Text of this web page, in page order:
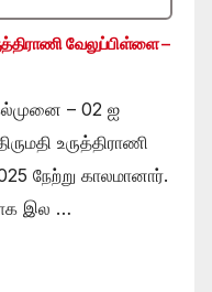
வேலுப்பிள்ளை –
– 02 ஐ
உருத்திராணி
நேற்று காலமானார்.
இல …